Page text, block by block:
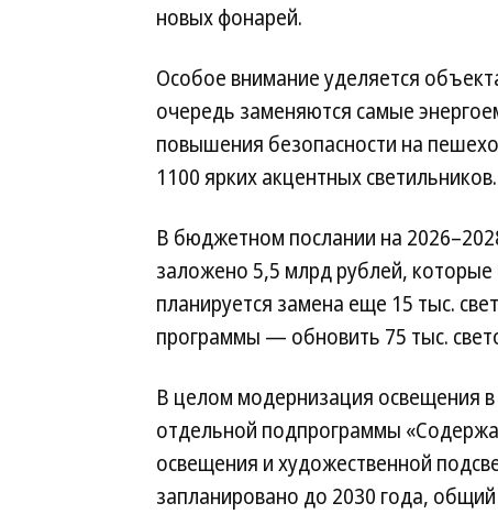
новых фонарей.
Особое внимание уделяется
очередь заменяются самые
повышения безопасности на
1100 ярких акцентных светильников.
В бюджетном послании на
заложено 5,5 млрд рублей, которые
планируется замена еще 15 тыс.
программы — обновить 75 тыс.
В целом модернизация освещения
отдельной подпрограммы
освещения и художественной
запланировано до 2030 года,